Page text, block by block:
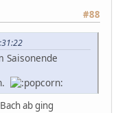
#88
Saisonende
ab ging